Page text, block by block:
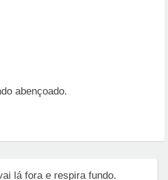
abençoado.
lá fora e respira fundo.